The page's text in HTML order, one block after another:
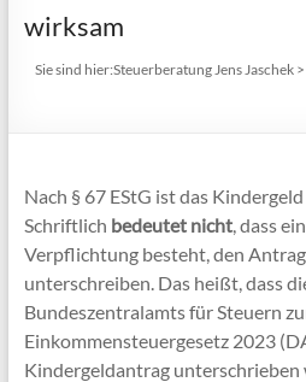
wirksam
Sie sind hier:Steuerberatung Jens Jaschek
Nach § 67 EStG ist das
Schriftlich bedeutet nicht, dass
Verpflichtung besteht, den
unterschreiben. Das heißt, dass
Bundeszentralamts für Steuern
Einkommensteuergesetz 2023
Kindergeldantrag unterschrieben